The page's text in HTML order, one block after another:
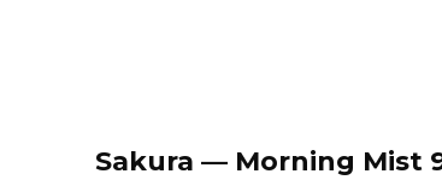
Sakura — Morning Mist